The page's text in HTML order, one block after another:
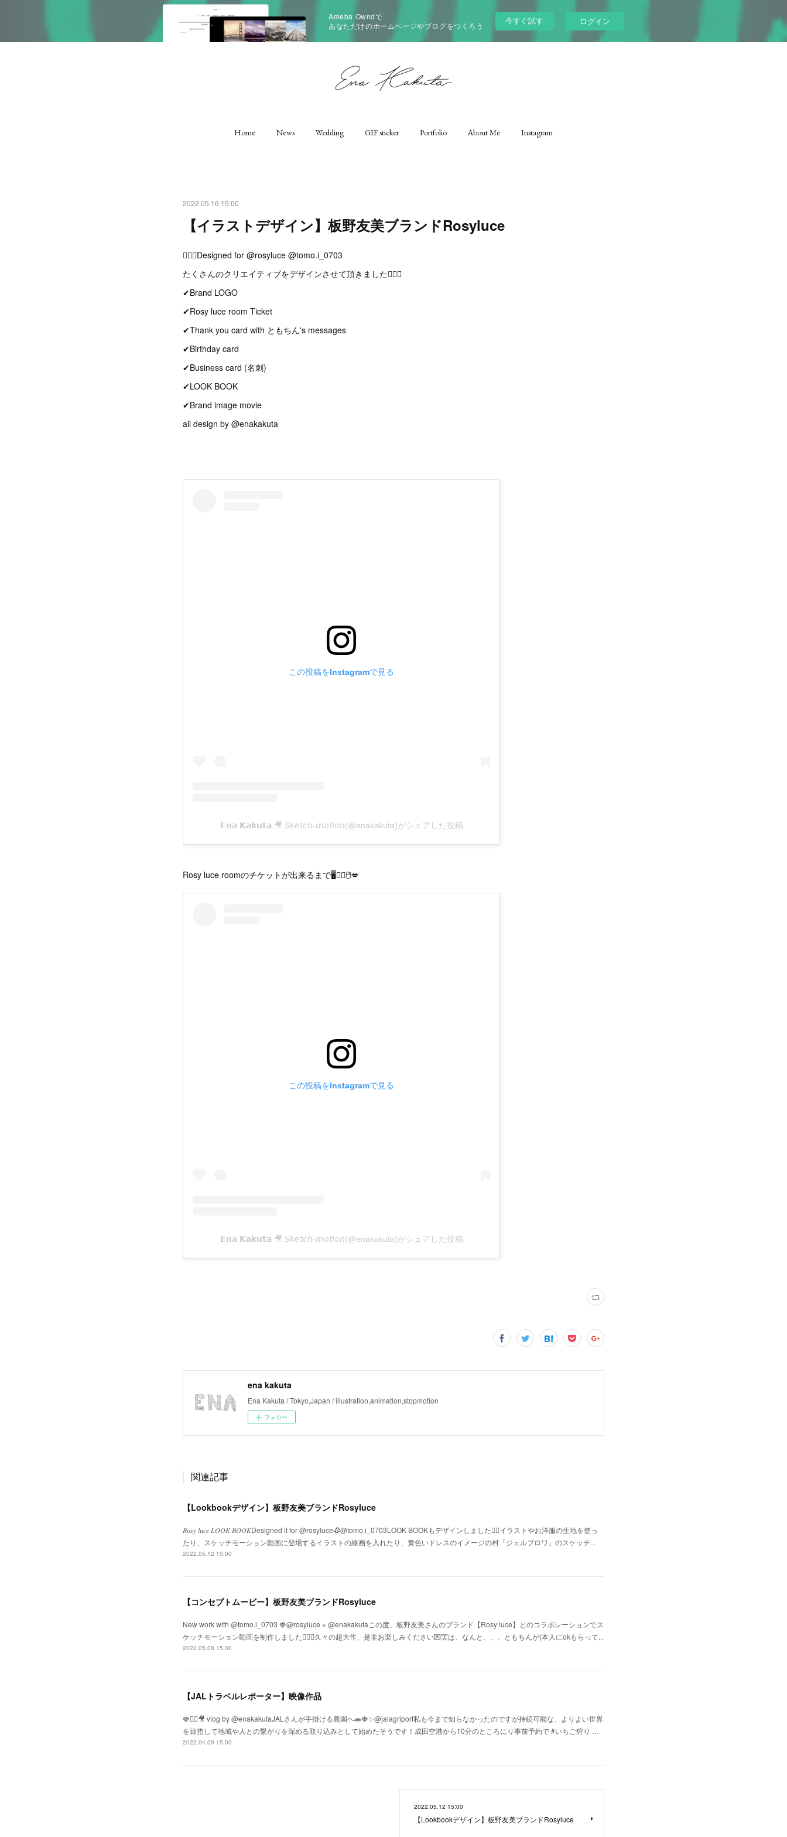
Ameba Owndで
あなただけのホームページやブログをつくろう
今すぐ試す ログイン
Home News Wedding GIF sticker Portfolio About Me Instagram
2022.05.16 15:00
【イラストデザイン】板野友美ブランドRosyluce
✍🏻🌹Designed for @rosyluce @tomo.i_0703
たくさんのクリエイティブをデザインさせて頂きました✍🏻💋
✔︎Brand LOGO
✔︎Rosy luce room Ticket
✔︎Thank you card with ともちん's messages
✔︎Birthday card
✔︎Business card (名刺)
✔︎LOOK BOOK
✔︎Brand image movie
all design by @enakakuta
Rosy luce roomのチケットが出来るまで🖥✍🏻🖱💋
ena kakuta
Ena Kakuta / Tokyo,Japan / illustration,animation,stopmotion
フォロー
関連記事
【Lookbookデザイン】板野友美ブランドRosyluce
𝑅𝑜𝑠𝑦 𝑙𝑢𝑐𝑒 𝐿𝑂𝑂𝐾 𝐵𝑂𝑂𝐾Designed it for @rosyluce🥀@tomo.i_0703ㅤㅤㅤㅤㅤㅤㅤㅤㅤㅤㅤㅤㅤLOOK BOOKもデザインしました✍🏻イラストやお洋服の生地を使っ
たり、スケッチモーション動画に登場するイラストの線画を入れたり、黄色いドレスのイメージの村「ジェルブロワ」のスケッチ...
2022.05.12 15:00
【コンセプトムービー】板野友美ブランドRosyluce
New work with @tomo.i_0703 🍓@rosyluce × @enakakutaㅤㅤㅤㅤㅤㅤㅤㅤㅤㅤㅤㅤㅤこの度、板野友美さんのブランド【Rosy luce】とのコラボレーションでス
ケッチモーション動画を制作しました✍🏻🌹久々の超大作、是非お楽しみください💌ㅤㅤㅤㅤㅤㅤㅤㅤㅤㅤㅤㅤㅤ実は、なんと、、、ともちんが(本人にokもらって...
2022.05.08 15:00
【JALトラベルレポーター】映像作品
🍓✍🏻🎥 vlog by @enakakutaㅤㅤㅤㅤㅤㅤㅤㅤㅤㅤㅤㅤㅤJALさんが手掛ける農園へ🚗🍓✨@jalagriport私も今まで知らなかったのですが持続可能な、よりよい世界
を目指して地域や人との繋がりを深める取り込みとして始めたそうです！成田空港から10分のところにり事前予約で #いちご狩り …
2022.04.09 15:00
2022.05.12 15:00
【Lookbookデザイン】板野友美ブランドRosyluce